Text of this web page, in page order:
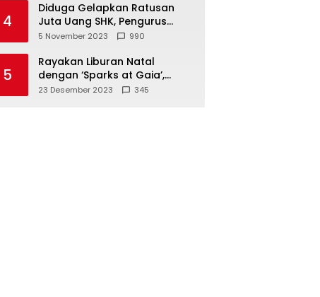
4
Diduga Gelapkan Ratusan
Juta Uang SHK, Pengurus
Koperasi SUB Dilaporkan ke
5 November 2023 990
5
Rayakan Liburan Natal
dengan ‘Sparks at Gaia’,
Sajikan Tempat Foto Estetik
23 Desember 2023 345